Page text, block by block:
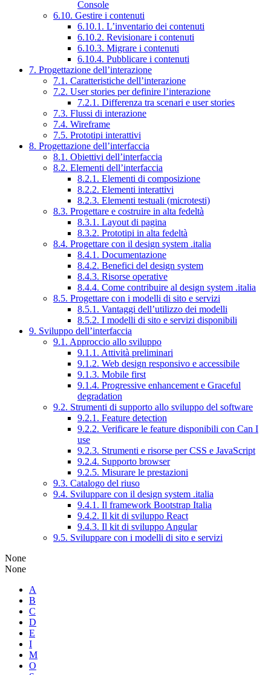
Console
6.10. Gestire i contenuti
6.10.1. L’inventario dei contenuti
6.10.2. Revisionare i contenuti
6.10.3. Migrare i contenuti
6.10.4. Pubblicare i contenuti
7. Progettazione dell’interazione
7.1. Caratteristiche dell’interazione
7.2. User stories per definire l’interazione
7.2.1. Differenza tra scenari e user stories
7.3. Flussi di interazione
7.4. Wireframe
7.5. Prototipi interattivi
8. Progettazione dell’interfaccia
8.1. Obiettivi dell’interfaccia
8.2. Elementi dell’interfaccia
8.2.1. Elementi di composizione
8.2.2. Elementi interattivi
8.2.3. Elementi testuali (microtesti)
8.3. Progettare e costruire in alta fedeltà
8.3.1. Layout di pagina
8.3.2. Prototipi in alta fedeltà
8.4. Progettare con il design system .italia
8.4.1. Documentazione
8.4.2. Benefici del design system
8.4.3. Risorse operative
8.4.4. Come contribuire al design system .italia
8.5. Progettare con i modelli di sito e servizi
8.5.1. Vantaggi dell’utilizzo dei modelli
8.5.2. I modelli di sito e servizi disponibili
9. Sviluppo dell’interfaccia
9.1. Approccio allo sviluppo
9.1.1. Attività preliminari
9.1.2. Web design responsivo e accessibile
9.1.3. Mobile first
9.1.4. Progressive enhancement e Graceful
degradation
9.2. Strumenti di supporto allo sviluppo del software
9.2.1. Feature detection
9.2.2. Verificare le feature disponibili con Can I
use
9.2.3. Strumenti e risorse per CSS e JavaScript
9.2.4. Supporto browser
9.2.5. Misurare le prestazioni
9.3. Catalogo del riuso
9.4. Sviluppare con il design system .italia
9.4.1. Il framework Bootstrap Italia
9.4.2. Il kit di sviluppo React
9.4.3. Il kit di sviluppo Angular
9.5. Sviluppare con i modelli di sito e servizi
None
None
A
B
C
D
E
I
M
O